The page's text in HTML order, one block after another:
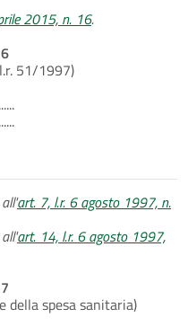
2015, n. 16.
51/1997)
art. 7, l.r. 6 agosto 1997, n.
art. 14, l.r. 6 agosto 1997,
della spesa sanitaria)